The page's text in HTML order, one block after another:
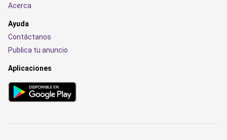
Acerca
Ayuda
Contáctanos
Publica tu anuncio
Aplicaciones